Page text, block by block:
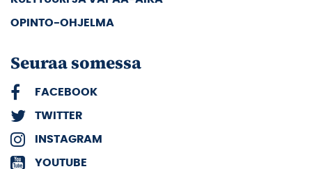
OPINTO-OHJELMA
Seuraa somessa
FACEBOOK
TWITTER
INSTAGRAM
YOUTUBE